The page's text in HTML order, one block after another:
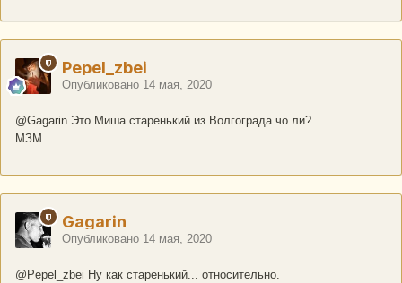
Pepel_zbei
Опубликовано 14 мая, 2020
@Gagarin Это Миша старенький из Волгограда чо ли?
МЗМ
Gagarin
Опубликовано 14 мая, 2020
@Pepel_zbei Ну как старенький... относительно.